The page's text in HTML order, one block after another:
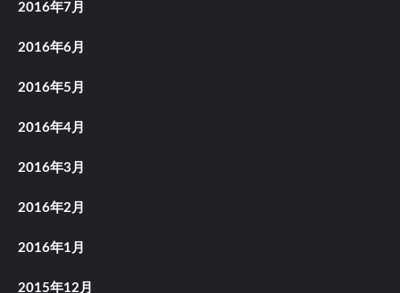
2016年7月
2016年6月
2016年5月
2016年4月
2016年3月
2016年2月
2016年1月
2015年12月